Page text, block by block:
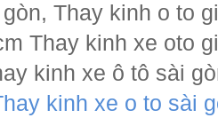
Thay kinh o to
Thay kinh xe oto
kinh xe ô tô sài
kinh xe o to sài